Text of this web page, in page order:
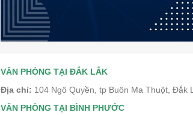
VĂN PHÒNG TẠI ĐẮK LẮK
Địa chỉ: 104 Ngô Quyền, tp Buôn Ma Thuột, Đắk
VĂN PHÒNG TẠI BÌNH PHƯỚC